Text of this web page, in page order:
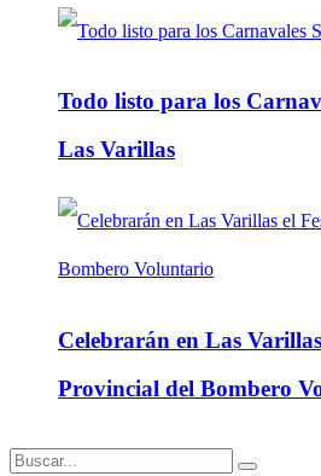
Todo listo para los
Las Varillas
Celebrarán en Las
Provincial del Bombero